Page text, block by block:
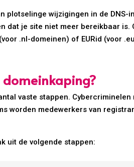
plotselinge wijzigingen in de
dat je site niet meer bereikbaar
.nl-domeinen) of EURid (voor
domeinkaping?
vaste stappen.
worden medewerkers van
uit de volgende stappen: